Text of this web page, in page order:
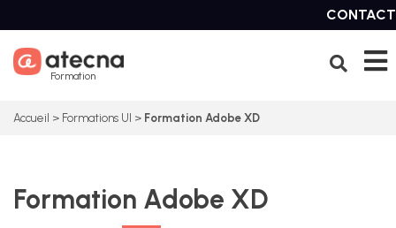
to
content
CONTACT
Formation
Accueil > Formations UI > Formation Adobe XD
Formation Adobe XD